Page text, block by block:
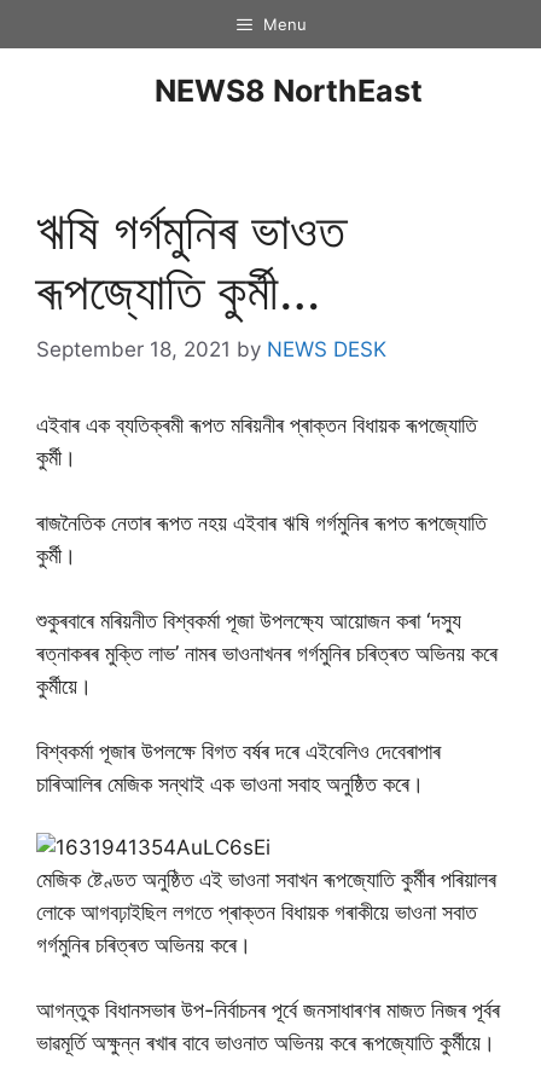
Menu
NEWS8 NorthEast
ঋষি গৰ্গমুনিৰ ভাওত
ৰূপজ্যোতি কুৰ্মী…
September 18, 2021 by NEWS DESK
এইবাৰ এক ব্যতিক্ৰমী ৰূপত মৰিয়নীৰ প্ৰাক্তন বিধায়ক ৰূপজ্যোতি
কুৰ্মী।
ৰাজনৈতিক নেতাৰ ৰূপত নহয় এইবাৰ ঋষি গৰ্গমুনিৰ ৰূপত ৰূপজ্যোতি
কুৰ্মী।
শুকুৰবাৰে মৰিয়নীত বিশ্বকৰ্মা পূজা উপলক্ষ্যে আয়োজন কৰা ‘দস্যু
ৰত্নাকৰৰ মুক্তি লাভ’ নামৰ ভাওনাখনৰ গৰ্গমুনিৰ চৰিত্ৰত অভিনয় কৰে
কুৰ্মীয়ে।
বিশ্বকৰ্মা পূজাৰ উপলক্ষে বিগত বৰ্ষৰ দৰে এইবেলিও দেবেৰাপাৰ
চাৰিআলিৰ মেজিক সন্থাই এক ভাওনা সবাহ অনুষ্ঠিত কৰে।
মেজিক ষ্টেণ্ডত অনুষ্ঠিত এই ভাওনা সবাখন ৰূপজ্যোতি কুৰ্মীৰ পৰিয়ালৰ
লোকে আগবঢ়াইছিল লগতে প্ৰাক্তন বিধায়ক গৰাকীয়ে ভাওনা সবাত
গৰ্গমুনিৰ চৰিত্ৰত অভিনয় কৰে।
আগন্তুক বিধানসভাৰ উপ-নিৰ্বাচনৰ পূৰ্বে জনসাধাৰণৰ মাজত নিজৰ পূৰ্বৰ
ভাৱমূৰ্তি অক্ষুন্ন ৰখাৰ বাবে ভাওনাত অভিনয় কৰে ৰূপজ্যোতি কুৰ্মীয়ে।